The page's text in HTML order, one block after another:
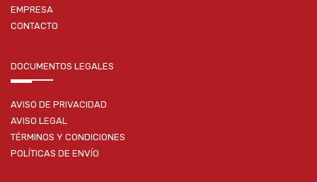
EMPRESA
CONTACTO
DOCUMENTOS LEGALES
AVISO DE PRIVACIDAD
AVISO LEGAL
TÉRMINOS Y CONDICIONES
POLÍTICAS DE ENVÍO